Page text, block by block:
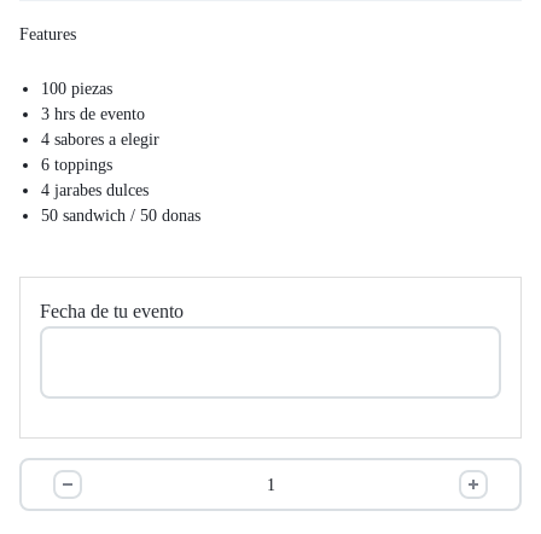
Features
100 piezas
3 hrs de evento
4 sabores a elegir
6 toppings
4 jarabes dulces
50 sandwich / 50 donas
Fecha de tu evento